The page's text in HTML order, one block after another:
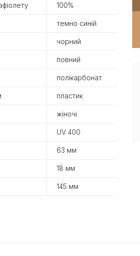
100%
темно синій
чорний
повний
полікарбонат
пластик
жіночі
UV 400
63 мм
18 мм
145 мм